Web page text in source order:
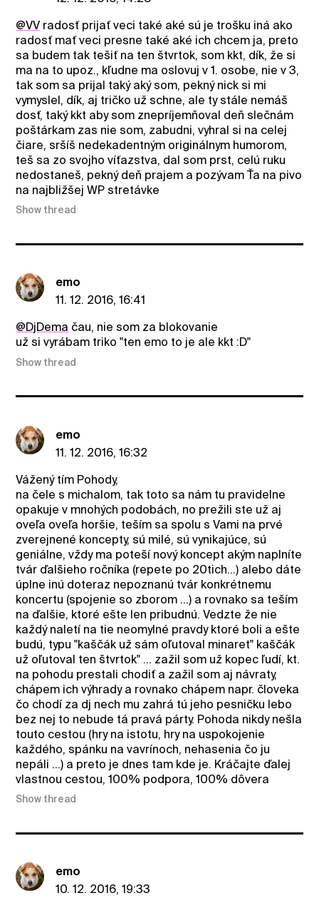
@VV radosť prijať veci také aké sú je trošku iná ako
radosť mať veci presne také aké ich chcem ja, preto
sa budem tak tešiť na ten štvrtok, som kkt, dík, že si
ma na to upoz., kľudne ma oslovuj v 1. osobe, nie v 3,
tak som sa prijal taký aký som, pekný nick si mi
vymyslel, dík, aj tričko už schne, ale ty stále nemáš
dosť, taký kkt aby som znepríjemňoval deň slečnám
poštárkam zas nie som, zabudni, vyhral si na celej
čiare, sršíš nedekadentným originálnym humorom,
teš sa zo svojho víťazstva, dal som prst, celú ruku
nedostaneš, pekný deň prajem a pozývam Ťa na pivo
na najbližšej WP stretávke
Show thread
emo
11. 12. 2016, 16:41
@DjDema čau, nie som za blokovanie
už si vyrábam triko "ten emo to je ale kkt :D"
Show thread
emo
11. 12. 2016, 16:32
Vážený tím Pohody,
na čele s michalom, tak toto sa nám tu pravidelne
opakuje v mnohých podobách, no prežili ste už aj
oveľa oveľa horšie, teším sa spolu s Vami na prvé
zverejnené koncepty, sú milé, sú vynikajúce, sú
geniálne, vždy ma poteší nový koncept akým naplníte
tvár ďalšieho ročníka (repete po 20tich...) alebo dáte
úplne inú doteraz nepoznanú tvár konkrétnemu
koncertu (spojenie so zborom ...) a rovnako sa teším
na ďalšie, ktoré ešte len pribudnú. Vedzte že nie
každý naletí na tie neomylné pravdy ktoré boli a ešte
budú, typu "kaščák už sám oľutoval minaret" kaščák
už oľutoval ten štvrtok" ... zažil som už kopec ľudí, kt.
na pohodu prestali chodiť a zažil som aj návraty,
chápem ich výhrady a rovnako chápem napr. človeka
čo chodí za dj nech mu zahrá tú jeho pesničku lebo
bez nej to nebude tá pravá párty. Pohoda nikdy nešla
touto cestou (hry na istotu, hry na uspokojenie
každého, spánku na vavrínoch, nehasenia čo ju
nepáli ...) a preto je dnes tam kde je. Kráčajte ďalej
vlastnou cestou, 100% podpora, 100% dôvera
Show thread
emo
10. 12. 2016, 19:33